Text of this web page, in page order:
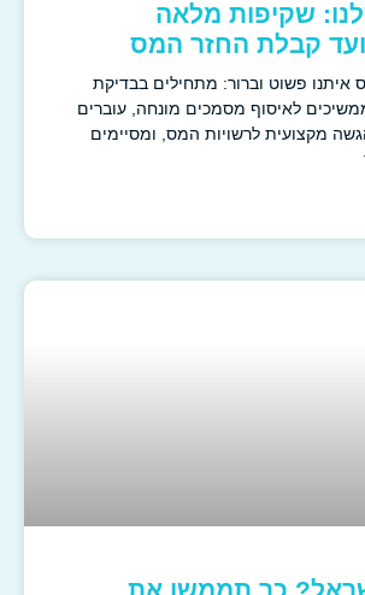
שקיפות מלאה
קבלת החזר המס
פשוט וברור: מתחילים בבדיקת
לאיסוף מסמכים מונחה, עוברים
לרשויות המס, ומסיימים